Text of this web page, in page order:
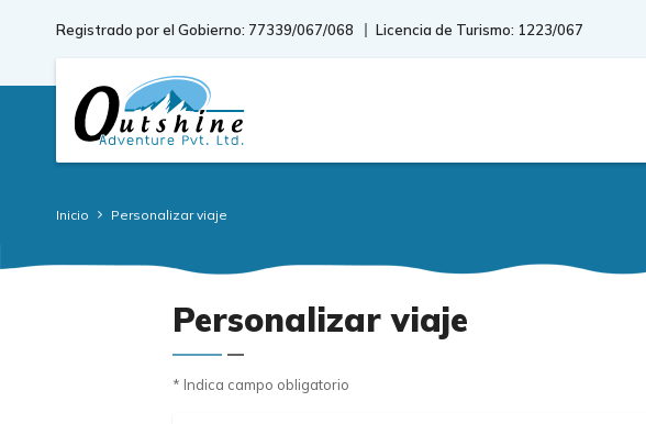
Registrado por el Gobierno: 77339/067/068 Licencia de Turismo: 1223/067
Inicio Personalizar viaje
Personalizar viaje
* Indica campo obligatorio